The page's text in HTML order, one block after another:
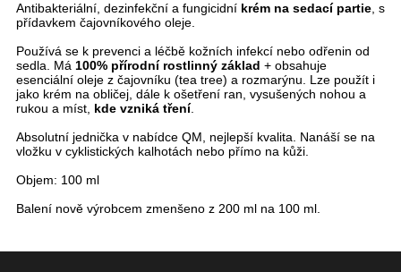
Antibakteriální, dezinfekční a fungicidní krém na sedací partie, s
přídavkem čajovníkového oleje.
Používá se k prevenci a léčbě kožních infekcí nebo odřenin od
sedla. Má 100% přírodní rostlinný základ + obsahuje
esenciální oleje z čajovníku (tea tree) a rozmarýnu. Lze použít i
jako krém na obličej, dále k ošetření ran, vysušených nohou a
rukou a míst, kde vzniká tření.
Absolutní jednička v nabídce QM, nejlepší kvalita. Nanáší se na
vložku v cyklistických kalhotách nebo přímo na kůži.
Objem: 100 ml
Balení nově výrobcem zmenšeno z 200 ml na 100 ml.